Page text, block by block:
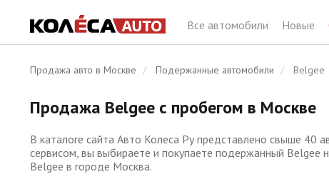
Все автомобили Новые
Продажа авто в Москве Подержанные автомобили Belgee
Продажа Belgee с пробегом в Москве
В каталоге сайта Авто Колеса Ру представлено свыше 40
сервисом, вы выбираете и покупаете подержанный Belgee
Belgee в городе Москва.